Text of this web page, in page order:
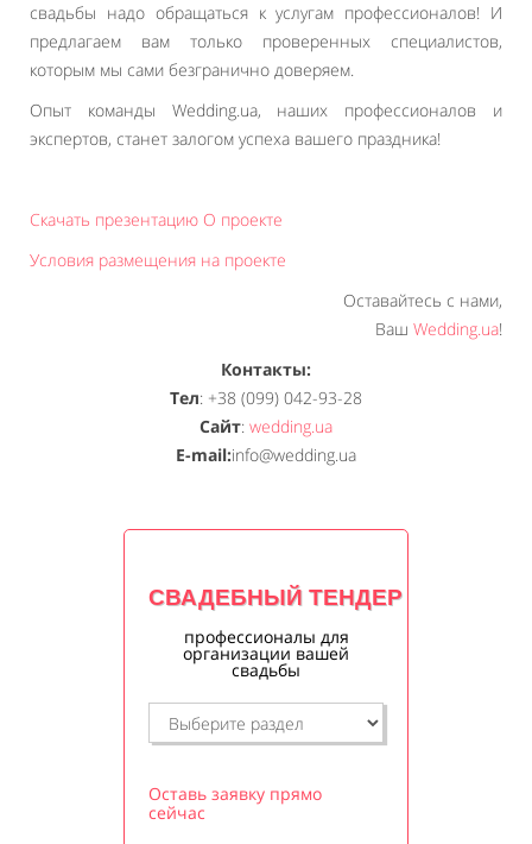
свадьбы надо обращаться к услугам профессионалов! И
предлагаем вам только проверенных специалистов,
которым мы сами безгранично доверяем.
Опыт команды Wedding.ua, наших профессионалов и
экспертов, станет залогом успеха вашего праздника!
Скачать презентацию О проекте
Условия размещения на проекте
Оставайтесь с нами,
Ваш Wedding.ua!
Контакты:
Тел: +38 (099) 042-93-28
Сайт: wedding.ua
E-mail:info@wedding.ua
СВАДЕБНЫЙ ТЕНДЕР
профессионалы для
организации вашей
свадьбы
Оставь заявку прямо
сейчас